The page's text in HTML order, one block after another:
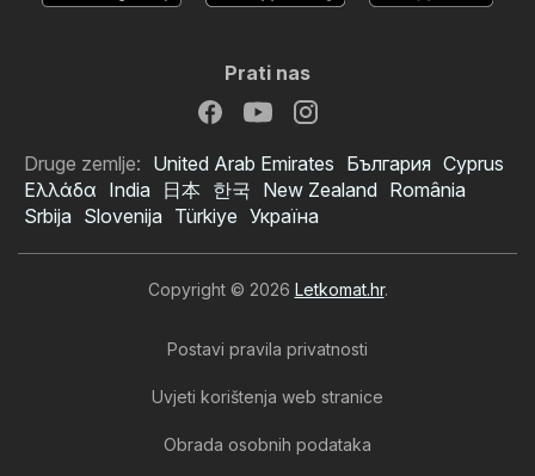
Avon katalog
Prati nas
Druge zemlje: United Arab Emirates България Cyprus
Ελλάδα India 日本 한국 New Zealand România
Srbija Slovenija Türkiye Україна
Copyright © 2026 Letkomat.hr.
Postavi pravila privatnosti
Uvjeti korištenja web stranice
Obrada osobnih podataka